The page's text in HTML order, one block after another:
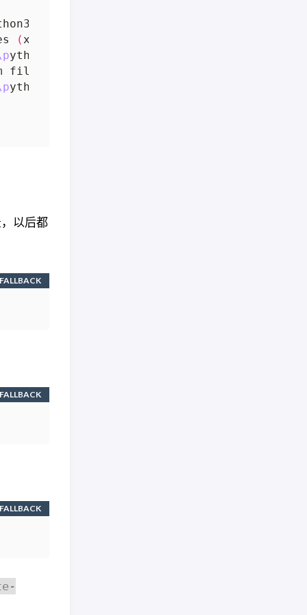
(x86
ython3.6.2
files
ython3.6.2
以后都
FALLBACK
FALLBACK
FALLBACK